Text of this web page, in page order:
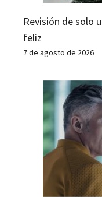
Revisión de solo
feliz
7 de agosto de 2026